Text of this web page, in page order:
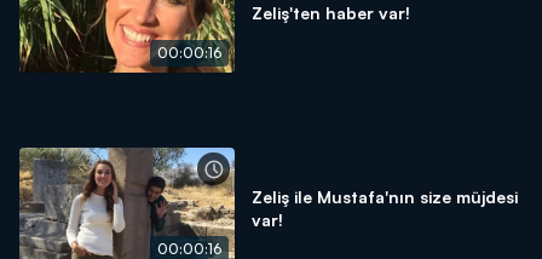
00:00:16
Zeliş'ten haber var!
00:00:16
Zeliş ile Mustafa'nın size müjdesi
var!